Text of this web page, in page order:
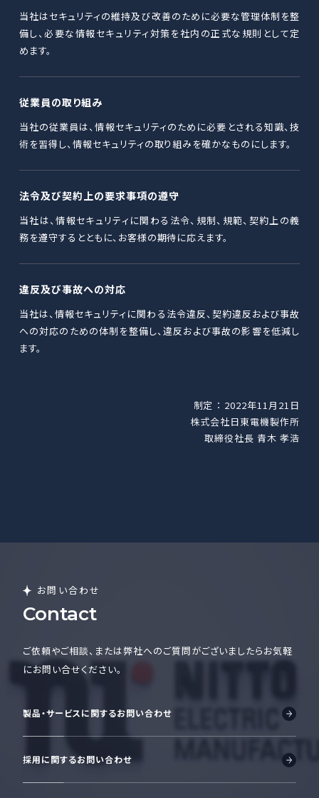
当社はセキュリティの維持及び改善のために必要な管理体制を整
備し、必要な情報セキュリティ対策を社内の正式な規則として定
めます。
従業員の取り組み
当社の従業員は、情報セキュリティのために必要とされる知識、技
術を習得し、情報セキュリティの取り組みを確かなものにします。
法令及び契約上の要求事項の遵守
当社は、情報セキュリティに関わる法令、規制、規範、契約上の義
務を遵守するとともに、お客様の期待に応えます。
違反及び事故への対応
当社は、情報セキュリティに関わる法令違反、契約違反および事故
への対応のための体制を整備し、違反および事故の影響を低減し
ます。
制定 ： 2022年11月21日
株式会社日東電機製作所
取締役社長 青木 孝浩
お問い合わせ
Contact
ご依頼やご相談、または弊社へのご質問がございましたらお気軽
にお問い合せください。
製品・サービスに関するお問い合わせ
採用に関するお問い合わせ